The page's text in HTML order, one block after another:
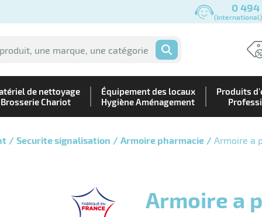
0 494
OK
de nettoyage
Brosserie Chariot
Équipement des locaux
Hygiène Aménagement
Produits
Securite signalisation Armoire pharmacie Armoire a
Armoire a